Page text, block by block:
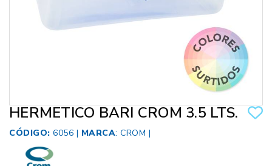
HERMETICO BARI CROM 3.5 LTS.
CÓDIGO: 6056 | MARCA: CROM |